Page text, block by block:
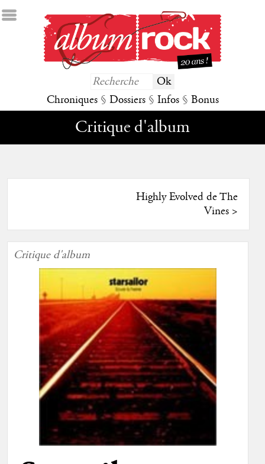
Chroniques § Dossiers § Infos § Bonus
Critique d'album
Highly Evolved de The
Vines>
Critique d'album